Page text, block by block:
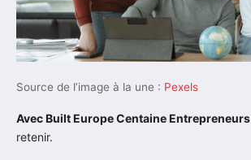
Source de l’image à la une : Pexels
Avec Built Europe Centaine Entrepreneurs
retenir.